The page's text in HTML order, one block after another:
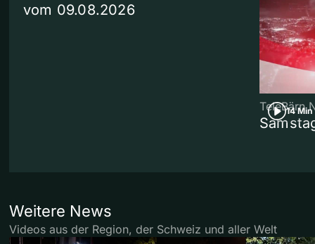
vom 09.08.2026
14 Min
TeleBärn
Weitere News
Videos aus der Region, der Schweiz und aller Welt